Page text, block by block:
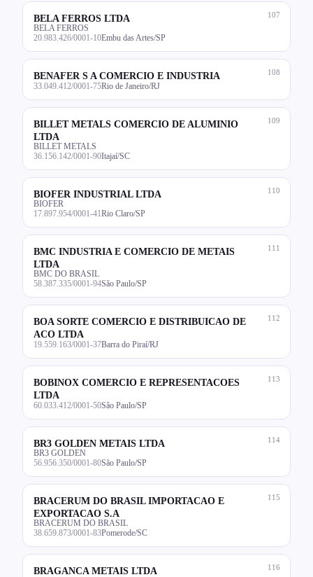
107
BELA FERROS LTDA
BELA FERROS
20.983.426/0001-10Embu das Artes/SP
108
BENAFER S A COMERCIO E INDUSTRIA
33.049.412/0001-75Rio de Janeiro/RJ
109
BILLET METALS COMERCIO DE ALUMINIO
LTDA
BILLET METALS
36.156.142/0001-90Itajaí/SC
110
BIOFER INDUSTRIAL LTDA
BIOFER
17.897.954/0001-41 Rio Claro/SP
111
BMC INDUSTRIA E COMERCIO DE METAIS
LTDA
BMC DO BRASIL
58.387.335/0001-94São Paulo/SP
112
BOA SORTE COMERCIO E DISTRIBUICAO DE
ACO LTDA
19.559.163/0001-37Barra do Piraí/RJ
113
BOBINOX COMERCIO E REPRESENTACOES
LTDA
60.033.412/0001-50São Paulo/SP
114
BR3 GOLDEN METAIS LTDA
BR3 GOLDEN
56.956.350/0001-80São Paulo/SP
115
BRACERUM DO BRASIL IMPORTACAO E
EXPORTACAO S.A
BRACERUM DO BRASIL
38.659.873/0001-83Pomerode/SC
116
BRAGANCA METAIS LTDA